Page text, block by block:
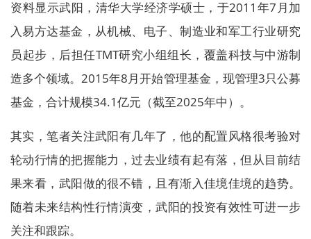
资料显示武阳，清华大学经济学硕士，于2011年7月加
入易方达基金，从机械、电子、制造业和军工行业研究
员起步，后担任TMT研究小组组长，覆盖科技与中游制
造多个领域。2015年8月开始管理基金，现管理3只公募
基金，合计规模34.1亿元（截至2025年中）。
其实，笔者关注武阳有几年了，他的配置风格很考验对
轮动行情的把握能力，过去业绩有起有落，但从目前结
果来看，武阳做的很不错，且有渐入佳境佳境的趋势。
随着未来结构性行情演变，武阳的投资有效性可进一步
关注和跟踪。